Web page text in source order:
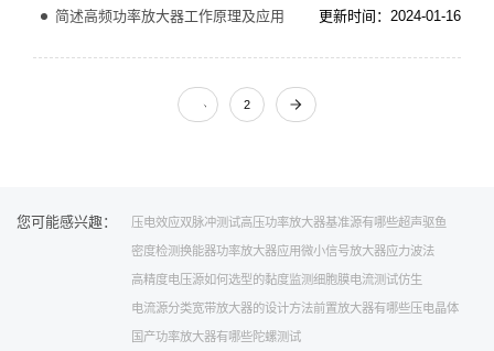
简述高频功率放大器工作原理及应用 更新时间：2024-01-16
2
您可能感兴趣： 压电效应双脉冲测试高压功率放大器基准源有哪些超声驱鱼
密度检测换能器功率放大器应用微小信号放大器应力波法
高精度电压源如何选型的黏度监测细胞膜电流测试仿生
电流源分类宽带放大器的设计方法前置放大器有哪些 压电晶体
国产功率放大器有哪些陀螺测试